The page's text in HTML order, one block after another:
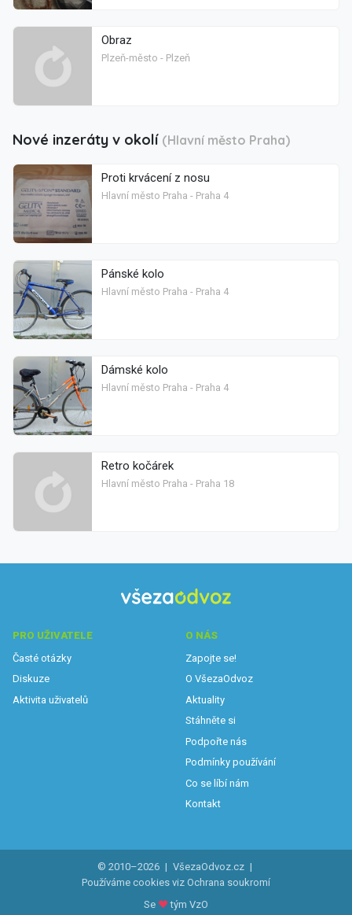
Obraz
Plzeň-město - Plzeň
Nové inzeráty v okolí (Hlavní město Praha)
Proti krvácení z nosu
Hlavní město Praha - Praha 4
Pánské kolo
Hlavní město Praha - Praha 4
Dámské kolo
Hlavní město Praha - Praha 4
Retro kočárek
Hlavní město Praha - Praha 18
PRO UŽIVATELE
Časté otázky
Diskuze
Aktivita uživatelů
O NÁS
Zapojte se!
O VšezaOdvoz
Aktuality
Stáhněte si
Podpořte nás
Podmínky používání
Co se líbí nám
Kontakt
© 2010–2026 | VšezaOdvoz.cz |
Používáme cookies viz Ochrana soukromí
Se ♥ tým VzO